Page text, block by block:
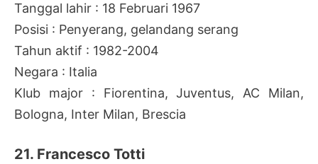
Tanggal lahir : 18 Februari 1967
Posisi : Penyerang, gelandang serang
Tahun aktif : 1982-2004
Negara : Italia
Klub major : Fiorentina, Juventus, AC Milan,
Bologna, Inter Milan, Brescia
21. Francesco Totti